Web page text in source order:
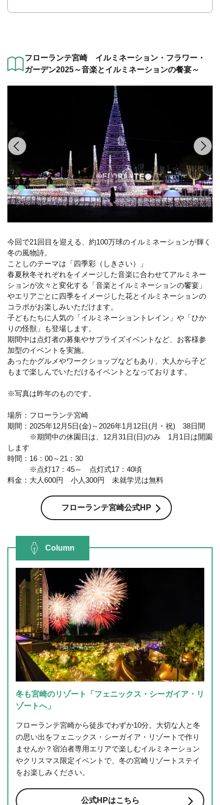
フローランテ宮崎 イルミネーション・フラワー・
ガーデン2025～音楽とイルミネーションの餐宴～
今回で21回目を迎える、約100万球のイルミネーションが輝く
冬の風物詩。
ことしのテーマは「四季彩（しきさい）」
春夏秋冬それぞれをイメージした音楽に合わせてアルミネー
ションが次々と変化する「音楽とイルミネーションの饗宴」
やエリアごとに四季をイメージした花とイルミネーションの
コラボがお楽しみいただけます。
子どもたちに人気の「イルミネーショントレイン」や「ひか
りの怪獣」も登場します。
期間中は点灯者の募集やサプライズイベントなど、お客様参
加型のイベントを実施。
あったかグルメやワークショップなどもあり、大人から子ど
もまで楽しんでいただけるイベントとなっております。
※写真は昨年のものです。
場所：フローランテ宮崎
期間：2025年12月5日(金)～2026年1月12日(月・祝) 38日間
※期間中の休園日は、12月31日(日)のみ 1月1日は開園
します
時間：16：00～21：30
※点灯17：45～ 点灯式17：40頃
料金：大人600円 小人300円 未就学児は無料
フローランテ宮崎公式HP
Column
冬も宮崎のリゾート「フェニックス・シーガイア・リ
ゾートへ」
フローランテ宮崎から徒歩でわずか10分。大切な人と冬
の思い出をフェニックス・シーガイア・リゾートで作り
ませんか？宿泊者専用エリアで楽しむイルミネーション
やクリスマス限定イベントで、冬の宮崎リゾートステイ
をお楽しみください。
公式HPはこちら